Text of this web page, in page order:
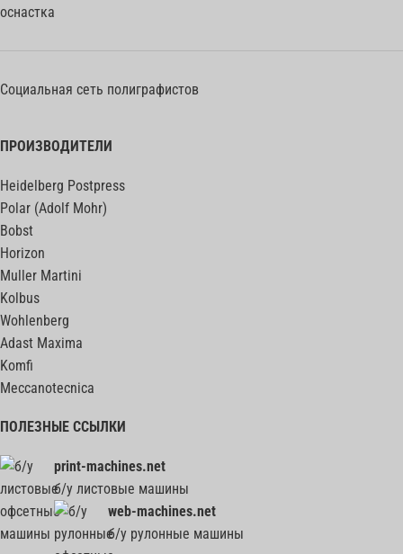
оснастка
Социальная сеть полиграфистов
ПРОИЗВОДИТЕЛИ
Heidelberg Postpress
Polar (Adolf Mohr)
Bobst
Horizon
Muller Martini
Kolbus
Wohlenberg
Adast Maxima
Komfi
Meccanotecnica
ПОЛЕЗНЫЕ ССЫЛКИ
print-machines.net
б/у листовые машины
web-machines.net
б/у рулонные машины